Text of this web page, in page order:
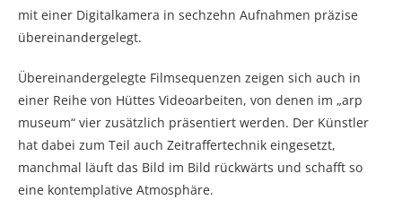
mit einer Digitalkamera in sechzehn Aufnahmen präzise
übereinandergelegt.
Übereinandergelegte Filmsequenzen zeigen sich auch in
einer Reihe von Hüttes Videoarbeiten, von denen im „arp
museum“ vier zusätzlich präsentiert werden. Der Künstler
hat dabei zum Teil auch Zeitraffertechnik eingesetzt,
manchmal läuft das Bild im Bild rückwärts und schafft so
eine kontemplative Atmosphäre.